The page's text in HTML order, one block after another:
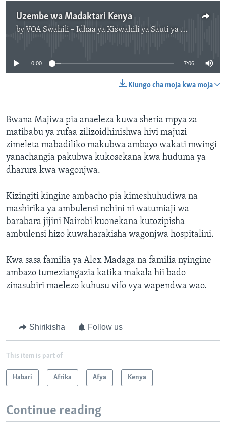
Uzembe wa Madaktari Kenya
by VOA Swahili – Idhaa ya Kiswahili ya Sauti ya Amerika
No media source currently available
0:00 7:06
Kiungo cha moja kwa moja
Bwana Majiwa pia anaeleza kuwa sheria mpya za
matibabu ya rufaa zilizoidhinishwa hivi majuzi
zimeleta mabadiliko makubwa ambayo wakati mwingi
yanachangia pakubwa kukosekana kwa huduma ya
dharura kwa wagonjwa.
Kizingiti kingine ambacho pia kimeshuhudiwa na
mashirika ya ambulensi nchini ni watumiaji wa
barabara jijini Nairobi kuonekana kutozipisha
ambulensi hizo kuwaharakisha wagonjwa hospitalini.
Kwa sasa familia ya Alex Madaga na familia nyingine
ambazo tumeziangazia katika makala hii bado
zinasubiri maelezo kuhusu vifo vya wapendwa wao.
Shirikisha Follow us
This item is part of
Habari Afrika Afya Kenya
Continue reading